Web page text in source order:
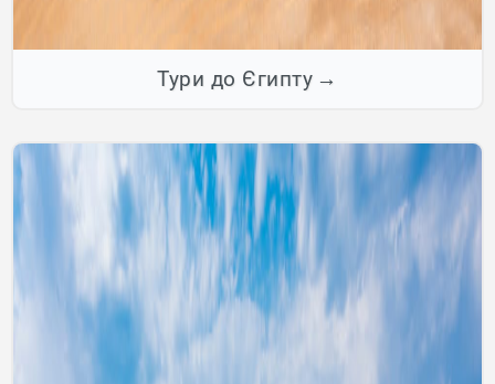
Тури до Єгипту